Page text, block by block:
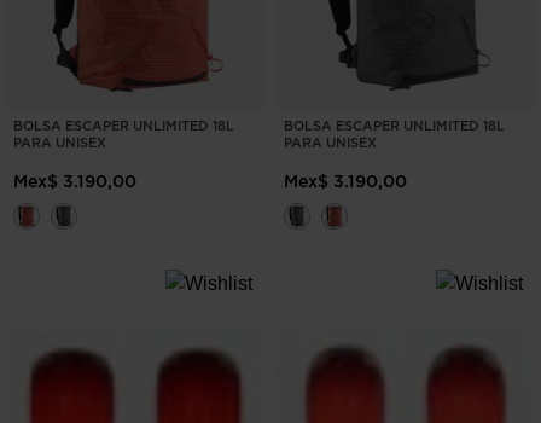
BOLSA ESCAPER UNLIMITED 18L
PARA UNISEX
Mex$ 3.190,00
BOLSA ESCAPER UNLIMITED 18L
PARA UNISEX
Mex$ 3.190,00